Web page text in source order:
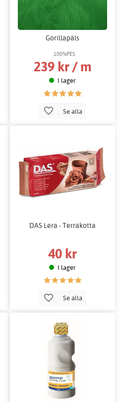
Gorillapäls
100%PES
239 kr / m
I lager
Se alla
DAS Lera - Terrakotta
40 kr
I lager
Se alla